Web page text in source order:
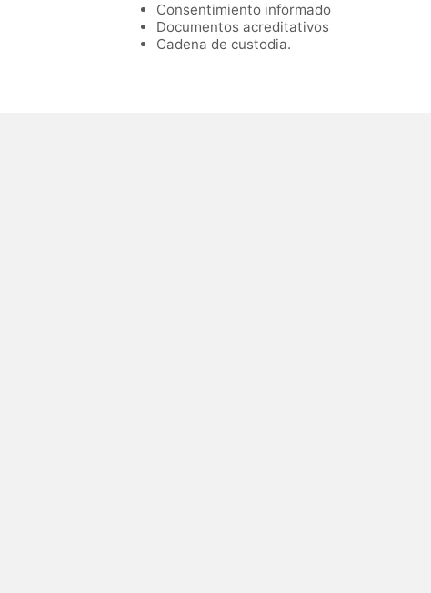
Consentimiento informado
Documentos acreditativos
Cadena de custodia.